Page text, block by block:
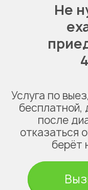
Не
Услуга по
бесплатной,
после
отказаться
берёт